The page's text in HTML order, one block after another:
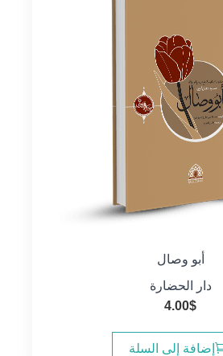
أبو وصال
دار الحضارة
4.00$
إضافة إلى السلة